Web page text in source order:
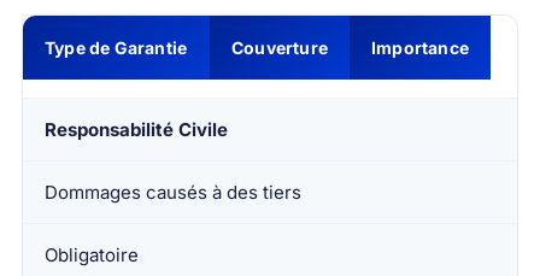
Type de Garantie Couverture Importance
Responsabilité Civile
Dommages causés à des tiers
Obligatoire